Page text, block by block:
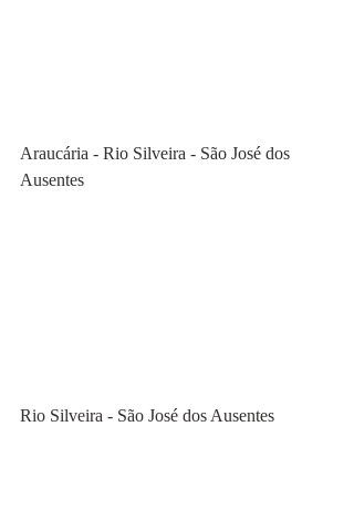
Araucária - Rio Silveira - São José dos
Ausentes
Rio Silveira - São José dos Ausentes